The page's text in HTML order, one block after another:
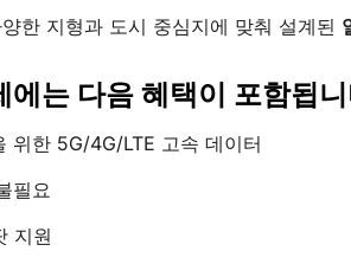
한 지형과 도시 중심지에 맞춰 설계된
에는 다음 혜택이 포함됩
위한 5G/4G/LTE 고속 데이터
필요
지원